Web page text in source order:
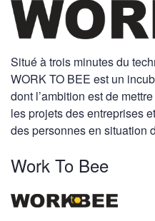
Situé à trois minutes du
WORK TO BEE est un
dont l’ambition est de
les projets des entreprises
des personnes en situation
Work To Bee